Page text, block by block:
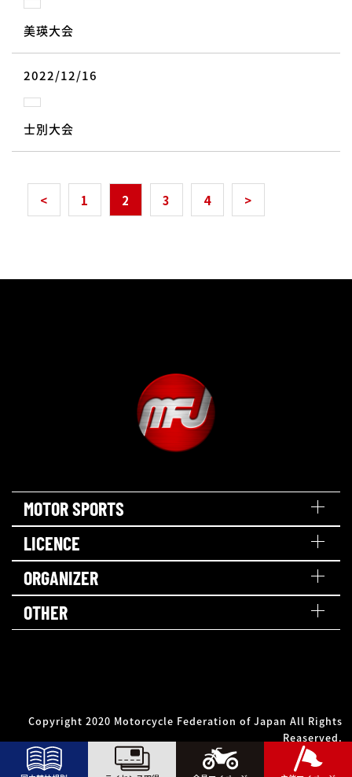
美瑛大会
2022/12/16
士別大会
< 1 2 3 4 >
MOTOR SPORTS
LICENCE
ORGANIZER
OTHER
Copyright 2020 Motorcycle Federation of Japan All Rights
Reaserved.